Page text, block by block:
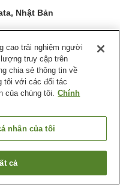
Nhật Bản
Thành phố Nagaoka
cao trải nghiệm người
truy cập trên
chia sẻ thông tin về
tôi với các đối tác
của chúng tôi. Chính
nhân của tôi
cả